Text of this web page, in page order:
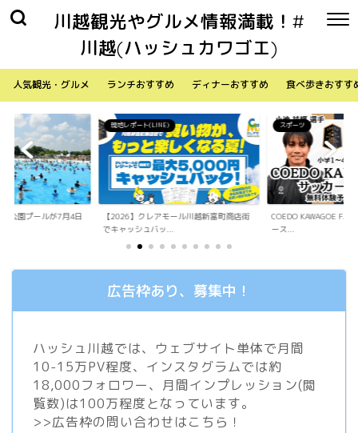
川越観光やグルメ情報満載！#
川越(ハッシュカワゴエ)
人気観光・グルメ ランチおすすめ ディナーおすすめ 食べ歩きおすす
ル川越新富町商店街
スポーツ
COEDO KAWAGOE F.Cが小学生向けサッカ
ース...
生活
「Sky Walker 7058」
内ア...
広告枠あり、募集中！
ハッシュ川越では、ウェブサイト単体で月間
10-15万PV程度、 インスタグラムでは約
18,000フォロワー、月間インプレッション(閲
覧数)は100万程度となっています。
>>広告枠の問い合わせはこちら！